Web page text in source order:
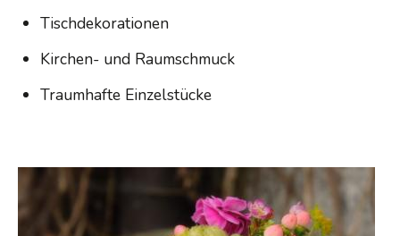
Tischdekorationen
Kirchen- und Raumschmuck
Traumhafte Einzelstücke